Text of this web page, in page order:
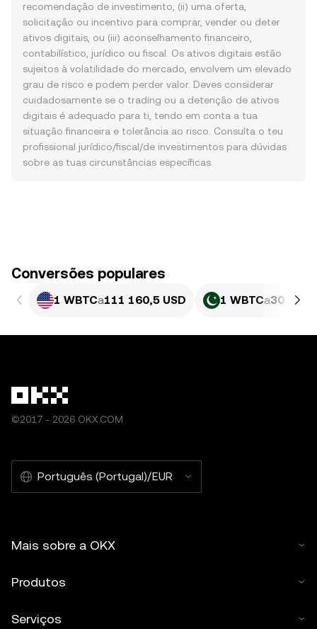
recomendação de investimento, (ii) uma oferta,
solicitação ou incentivo para comprar, vender ou deter
ativos digitais, ou (iii) aconselhamento financeiro,
contabilístico, jurídico ou fiscal. Os ativos digitais estão
sujeitos à volatilidade do mercado, envolvem um elevado
grau de risco e podem perder valor. Deves considerar
cuidadosamente se o trading ou a detenção de ativos
digitais é adequado para ti, tendo em conta a tua
situação financeira e tolerância ao risco. Consulta o teu
profissional jurídico/fiscal/de investimentos para dúvidas
sobre as tuas circunstâncias específicas.
Conversões populares
1 WBTCa111 160,5 USD 1 WBTCa30 877
©2017 - 2026 OKX.COM
Português (Portugal)/EUR
Mais sobre a OKX
Produtos
Serviços